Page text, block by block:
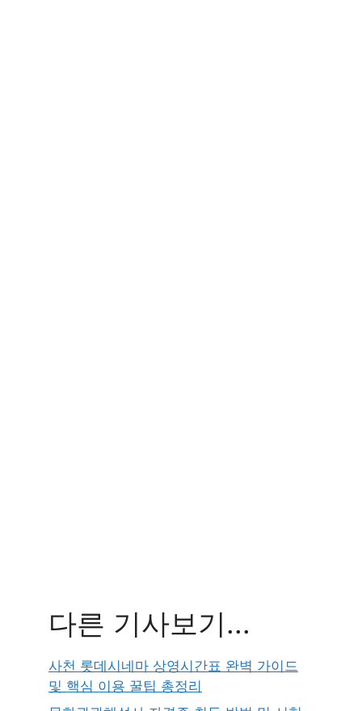
다른 기사보기...
사천 롯데시네마 상영시간표 완벽 가이드
및 핵심 이용 꿀팁 총정리